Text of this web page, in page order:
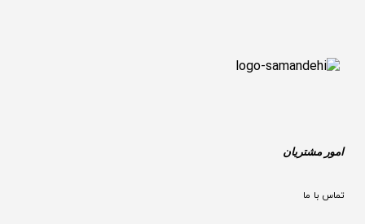
امور مشتریان
تماس با ما